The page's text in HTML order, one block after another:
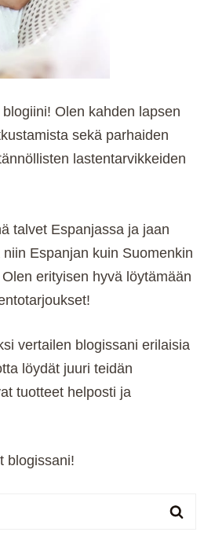
Olen kahden lapsen
sekä parhaiden
lastentarvikkeiden
talvet Espanjassa ja jaan
Espanjan kuin Suomenkin
erityisen hyvä löytämään
vertailen blogissani erilaisia
löydät juuri teidän
tuotteet helposti ja
blogissani!